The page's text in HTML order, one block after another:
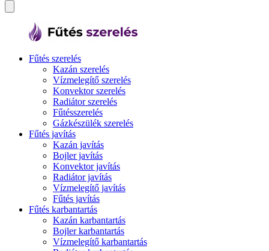
Fűtés szerelés
Kazán szerelés
Vízmelegítő szerelés
Konvektor szerelés
Radiátor szerelés
Fűtésszerelés
Gázkészülék szerelés
Fűtés javítás
Kazán javítás
Bojler javítás
Konvektor javítás
Radiátor javítás
Vízmelegítő javítás
Fűtés javítás
Fűtés karbantartás
Kazán karbantartás
Bojler karbantartás
Vízmelegítő karbantartás